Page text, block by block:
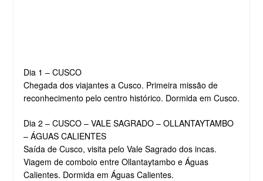
Dia 1 – CUSCO
Chegada dos viajantes a Cusco. Primeira missão de
reconhecimento pelo centro histórico. Dormida em Cusco.
Dia 2 – CUSCO – VALE SAGRADO – OLLANTAYTAMBO
– ÁGUAS CALIENTES
Saída de Cusco, visita pelo Vale Sagrado dos incas.
Viagem de comboio entre Ollantaytambo e Águas
Calientes. Dormida em Águas Calientes.